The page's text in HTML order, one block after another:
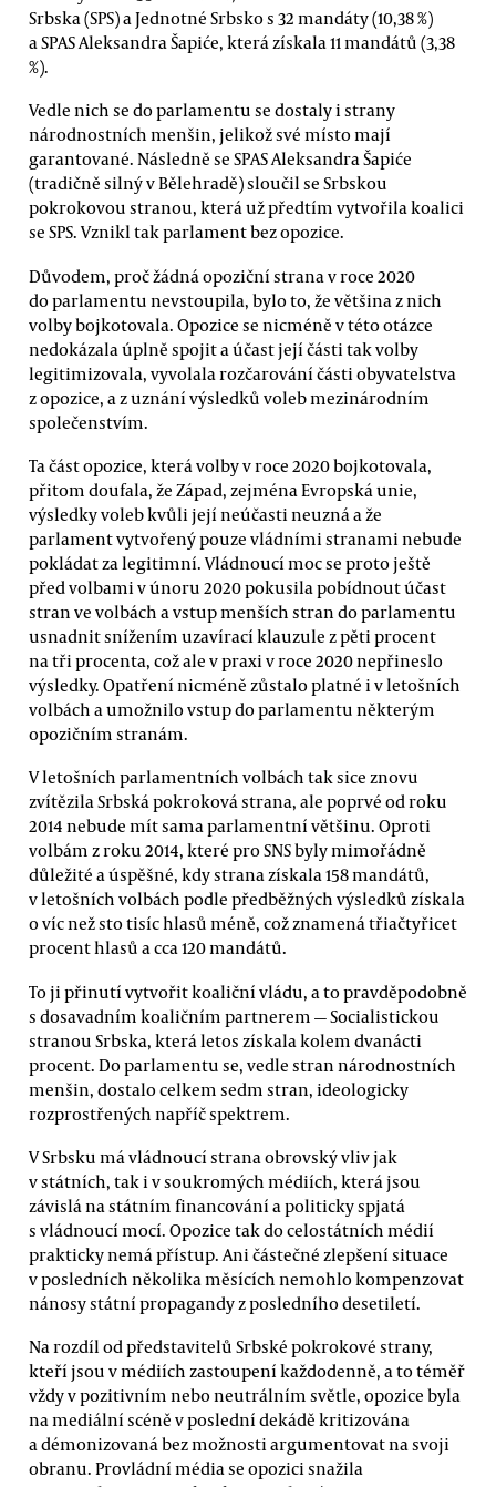
Srbska (SPS) a Jednotné Srbsko s 32 mandáty (10,38 %)
a SPAS Aleksandra Šapiće, která získala 11 mandátů (3,38
%).
Vedle nich se do parlamentu se dostaly i strany
národnostních menšin, jelikož své místo mají
garantované. Následně se SPAS Aleksandra Šapiće
(tradičně silný v Bělehradě) sloučil se Srbskou
pokrokovou stranou, která už předtím vytvořila koalici
se SPS. Vznikl tak parlament bez opozice.
Důvodem, proč žádná opoziční strana v roce 2020
do parlamentu nevstoupila, bylo to, že většina z nich
volby bojkotovala. Opozice se nicméně v této otázce
nedokázala úplně spojit a účast její části tak volby
legitimizovala, vyvolala rozčarování části obyvatelstva
z opozice, a z uznání výsledků voleb mezinárodním
společenstvím.
Ta část opozice, která volby v roce 2020 bojkotovala,
přitom doufala, že Západ, zejména Evropská unie,
výsledky voleb kvůli její neúčasti neuzná a že
parlament vytvořený pouze vládními stranami nebude
pokládat za legitimní. Vládnoucí moc se proto ještě
před volbami v únoru 2020 pokusila pobídnout účast
stran ve volbách a vstup menších stran do parlamentu
usnadnit snížením uzavírací klauzule z pěti procent
na tři procenta, což ale v praxi v roce 2020 nepřineslo
výsledky. Opatření nicméně zůstalo platné i v letošních
volbách a umožnilo vstup do parlamentu některým
opozičním stranám.
V letošních parlamentních volbách tak sice znovu
zvítězila Srbská pokroková strana, ale poprvé od roku
2014 nebude mít sama parlamentní většinu. Oproti
volbám z roku 2014, které pro SNS byly mimořádně
důležité a úspěšné, kdy strana získala 158 mandátů,
v letošních volbách podle předběžných výsledků získala
o víc než sto tisíc hlasů méně, což znamená třiačtyřicet
procent hlasů a cca 120 mandátů.
To ji přinutí vytvořit koaliční vládu, a to pravděpodobně
s dosavadním koaličním partnerem — Socialistickou
stranou Srbska, která letos získala kolem dvanácti
procent. Do parlamentu se, vedle stran národnostních
menšin, dostalo celkem sedm stran, ideologicky
rozprostřených napříč spektrem.
V Srbsku má vládnoucí strana obrovský vliv jak
v státních, tak i v soukromých médiích, která jsou
závislá na státním financování a politicky spjatá
s vládnoucí mocí. Opozice tak do celostátních médií
prakticky nemá přístup. Ani částečné zlepšení situace
v posledních několika měsících nemohlo kompenzovat
nánosy státní propagandy z posledního desetiletí.
Na rozdíl od představitelů Srbské pokrokové strany,
kteří jsou v médiích zastoupení každodenně, a to téměř
vždy v pozitivním nebo neutrálním světle, opozice byla
na mediální scéně v poslední dekádě kritizována
a démonizovaná bez možnosti argumentovat na svoji
obranu. Provládní média se opozici snažila